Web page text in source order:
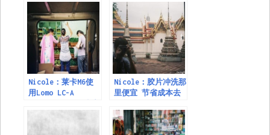
Nicole：莱卡M6使
用Lomo LC-A
Nicole：胶片冲洗那
里便宜 节省成本去